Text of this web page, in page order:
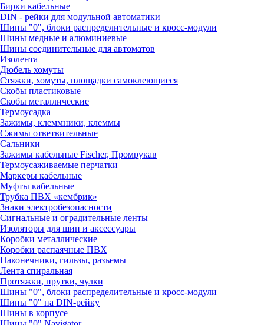
Бирки кабельные
DIN - рейки для модульной автоматики
Шины "0", блоки распределительные и кросс-модули
Шины медные и алюминиевые
Шины соединительные для автоматов
Изолента
Дюбель хомуты
Стяжки, хомуты, площадки самоклеющиеся
Скобы пластиковые
Скобы металлические
Термоусадка
Зажимы, клеммники, клеммы
Сжимы ответвительные
Сальники
Зажимы кабельные Fischer, Промрукав
Термоусаживаемые перчатки
Маркеры кабельные
Муфты кабельные
Трубка ПВХ «кембрик»
Знаки электробезопасности
Сигнальные и оградительные ленты
Изоляторы для шин и аксессуары
Коробки металлические
Коробки распаячные ПВХ
Наконечники, гильзы, разъемы
Лента спиральная
Протяжки, прутки, чулки
Шины "0", блоки распределительные и кросс-модули
Шины "0" на DIN-рейку
Шины в корпусе